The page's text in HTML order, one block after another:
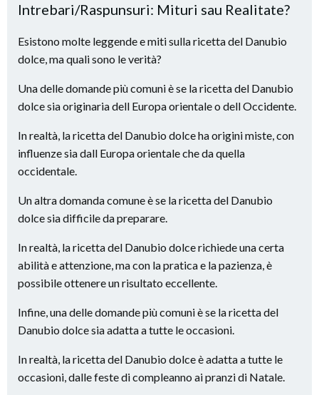
Intrebari/Raspunsuri: Mituri sau Realitate?
Esistono molte leggende e miti sulla ricetta del Danubio
dolce, ma quali sono le verità?
Una delle domande più comuni è se la ricetta del Danubio
dolce sia originaria dell Europa orientale o dell Occidente.
In realtà, la ricetta del Danubio dolce ha origini miste, con
influenze sia dall Europa orientale che da quella
occidentale.
Un altra domanda comune è se la ricetta del Danubio
dolce sia difficile da preparare.
In realtà, la ricetta del Danubio dolce richiede una certa
abilità e attenzione, ma con la pratica e la pazienza, è
possibile ottenere un risultato eccellente.
Infine, una delle domande più comuni è se la ricetta del
Danubio dolce sia adatta a tutte le occasioni.
In realtà, la ricetta del Danubio dolce è adatta a tutte le
occasioni, dalle feste di compleanno ai pranzi di Natale.